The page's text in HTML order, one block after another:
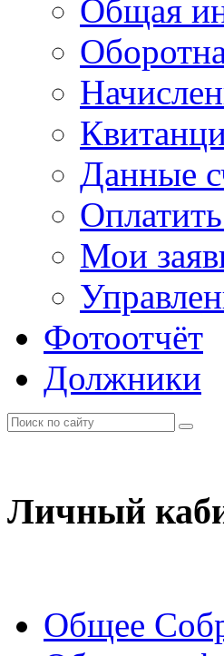
Общая
Данные
Мои
Фотоотчёт
Должники
Личный
Общее